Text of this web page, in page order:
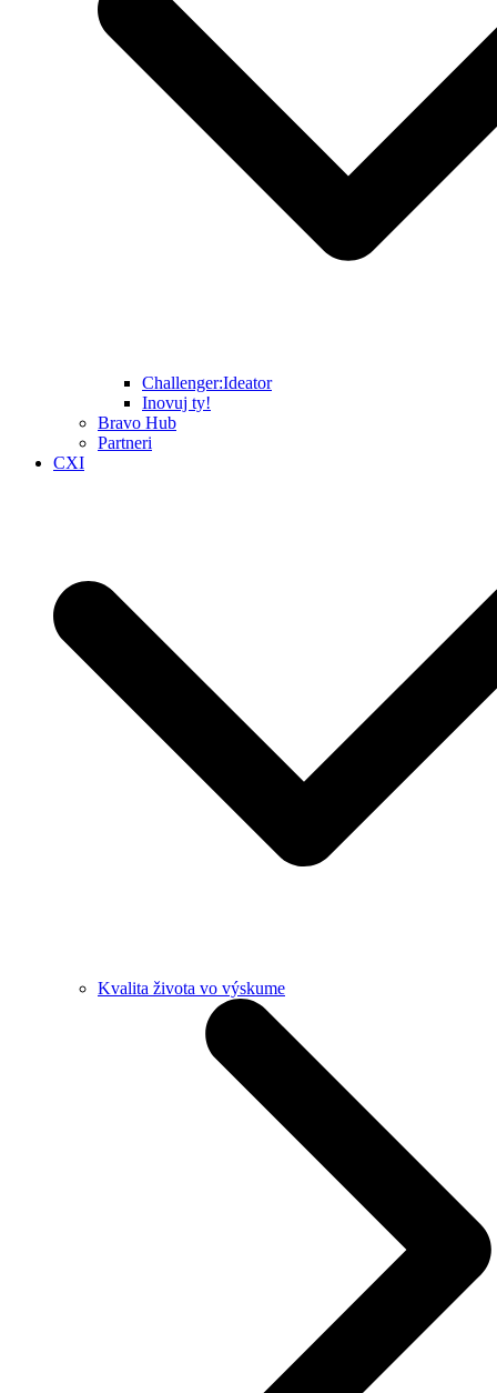
Challenger:Ideator
Inovuj ty!
Bravo Hub
Partneri
CXI
Kvalita života vo výskume